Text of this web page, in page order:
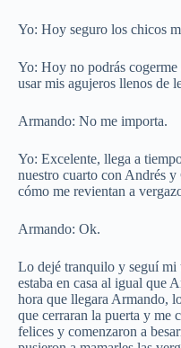
Yo: Hoy seguro los chicos
Yo: Hoy no podrás
usar mis agujeros llenos de
Armando: No me importa.
Yo: Excelente, llega a
nuestro cuarto con Andrés y
cómo me revientan a
Armando: Ok.
Lo dejé tranquilo y seguí mi
estaba en casa al igual que
hora que llegara Armando,
que cerraran la puerta y me
felices y comenzaron a